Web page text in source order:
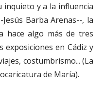
inquieto y a la influencia
Barba Arenas--, la
hace algo más de tres
exposiciones en Cádiz y
costumbrismo... (La
de María).